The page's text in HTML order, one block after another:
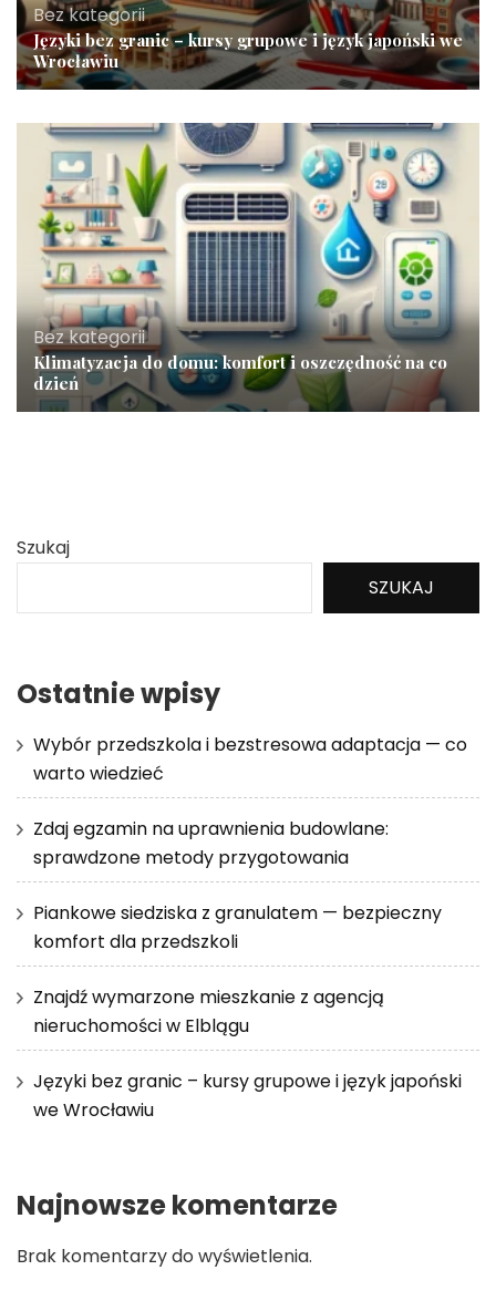
Bez kategorii
Języki bez granic – kursy grupowe i język japoński we
Wrocławiu
Bez kategorii
Klimatyzacja do domu: komfort i oszczędność na co
dzień
Szukaj
SZUKAJ
Ostatnie wpisy
Wybór przedszkola i bezstresowa adaptacja — co
warto wiedzieć
Zdaj egzamin na uprawnienia budowlane:
sprawdzone metody przygotowania
Piankowe siedziska z granulatem — bezpieczny
komfort dla przedszkoli
Znajdź wymarzone mieszkanie z agencją
nieruchomości w Elblągu
Języki bez granic – kursy grupowe i język japoński
we Wrocławiu
Najnowsze komentarze
Brak komentarzy do wyświetlenia.